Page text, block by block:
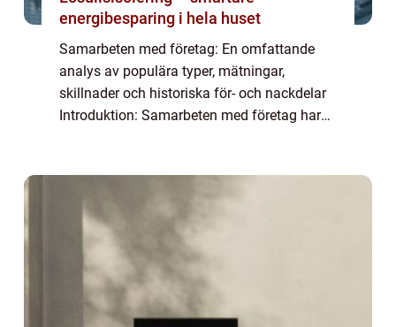
energibesparing i hela huset
Samarbeten med företag: En omfattande
analys av populära typer, mätningar,
skillnader och historiska för- och nackdelar
Introduktion: Samarbeten med företag har